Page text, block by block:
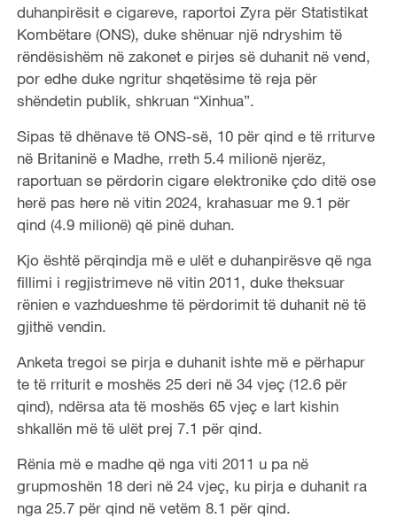
duhanpirësit e cigareve, raportoi Zyra për Statistikat
Kombëtare (ONS), duke shënuar një ndryshim të
rëndësishëm në zakonet e pirjes së duhanit në vend,
por edhe duke ngritur shqetësime të reja për
shëndetin publik, shkruan “Xinhua”.
Sipas të dhënave të ONS-së, 10 për qind e të rriturve
në Britaninë e Madhe, rreth 5.4 milionë njerëz,
raportuan se përdorin cigare elektronike çdo ditë ose
herë pas here në vitin 2024, krahasuar me 9.1 për
qind (4.9 milionë) që pinë duhan.
Kjo është përqindja më e ulët e duhanpirësve që nga
fillimi i regjistrimeve në vitin 2011, duke theksuar
rënien e vazhdueshme të përdorimit të duhanit në të
gjithë vendin.
Anketa tregoi se pirja e duhanit ishte më e përhapur
te të rriturit e moshës 25 deri në 34 vjeç (12.6 për
qind), ndërsa ata të moshës 65 vjeç e lart kishin
shkallën më të ulët prej 7.1 për qind.
Rënia më e madhe që nga viti 2011 u pa në
grupmoshën 18 deri në 24 vjeç, ku pirja e duhanit ra
nga 25.7 për qind në vetëm 8.1 për qind.